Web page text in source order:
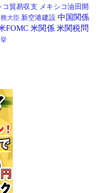
コ貿易収支 メキシコ油田開
大臣 新空港建設 中国関係
FOMC米関係 米関税問